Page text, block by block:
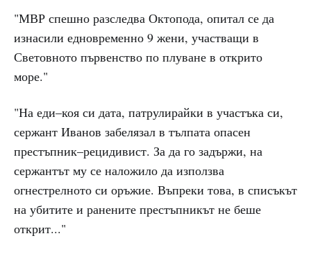
"МВР спешно разследва Октопода, опитал се да
изнасили едновременно 9 жени, участващи в
Световното първенство по плуване в открито
море."
"На еди–коя си дата, патрулирайки в участъка си,
сержант Иванов забелязал в тълпата опасен
престъпник–рецидивист. За да го задържи, на
сержантът му се наложило да използва
огнестрелното си оръжие. Въпреки това, в списъкът
на убитите и ранените престъпникът не беше
открит..."